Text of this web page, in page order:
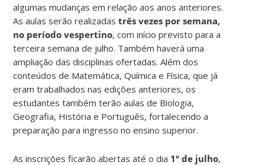
algumas mudanças em relação aos anos anteriores.
As aulas serão realizadastrês vezes por semana,
no período vespertino, com início previsto para a
terceira semana de julho. Também haverá uma
ampliação das disciplinas ofertadas. Além dos
conteúdos de Matemática, Química e Física, que já
eram trabalhados nas edições anteriores, os
estudantes também terão aulas de Biologia,
Geografia, História e Português, fortalecendo a
preparação para ingresso no ensino superior.
As inscrições ficarão abertas até o dia 1º de julho,